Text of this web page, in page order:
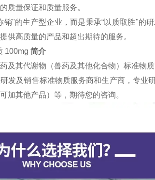
质量保证和质量服务。
销"的生产型企业，而是秉承“以质取胜"的
供高质量的产品和超出期待的服务。
100mg简介
及其代谢物（兽药及其他化合物）标准物
发及销售标准物质服务商和生产商，专业
加其他产品）等，期待您的咨询。